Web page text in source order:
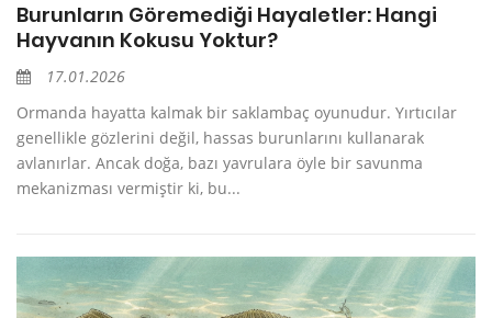
Burunların Göremediği Hayaletler: Hangi
Hayvanın Kokusu Yoktur?
17.01.2026
Ormanda hayatta kalmak bir saklambaç oyunudur. Yırtıcılar
genellikle gözlerini değil, hassas burunlarını kullanarak
avlanırlar. Ancak doğa, bazı yavrulara öyle bir savunma
mekanizması vermiştir ki, bu...